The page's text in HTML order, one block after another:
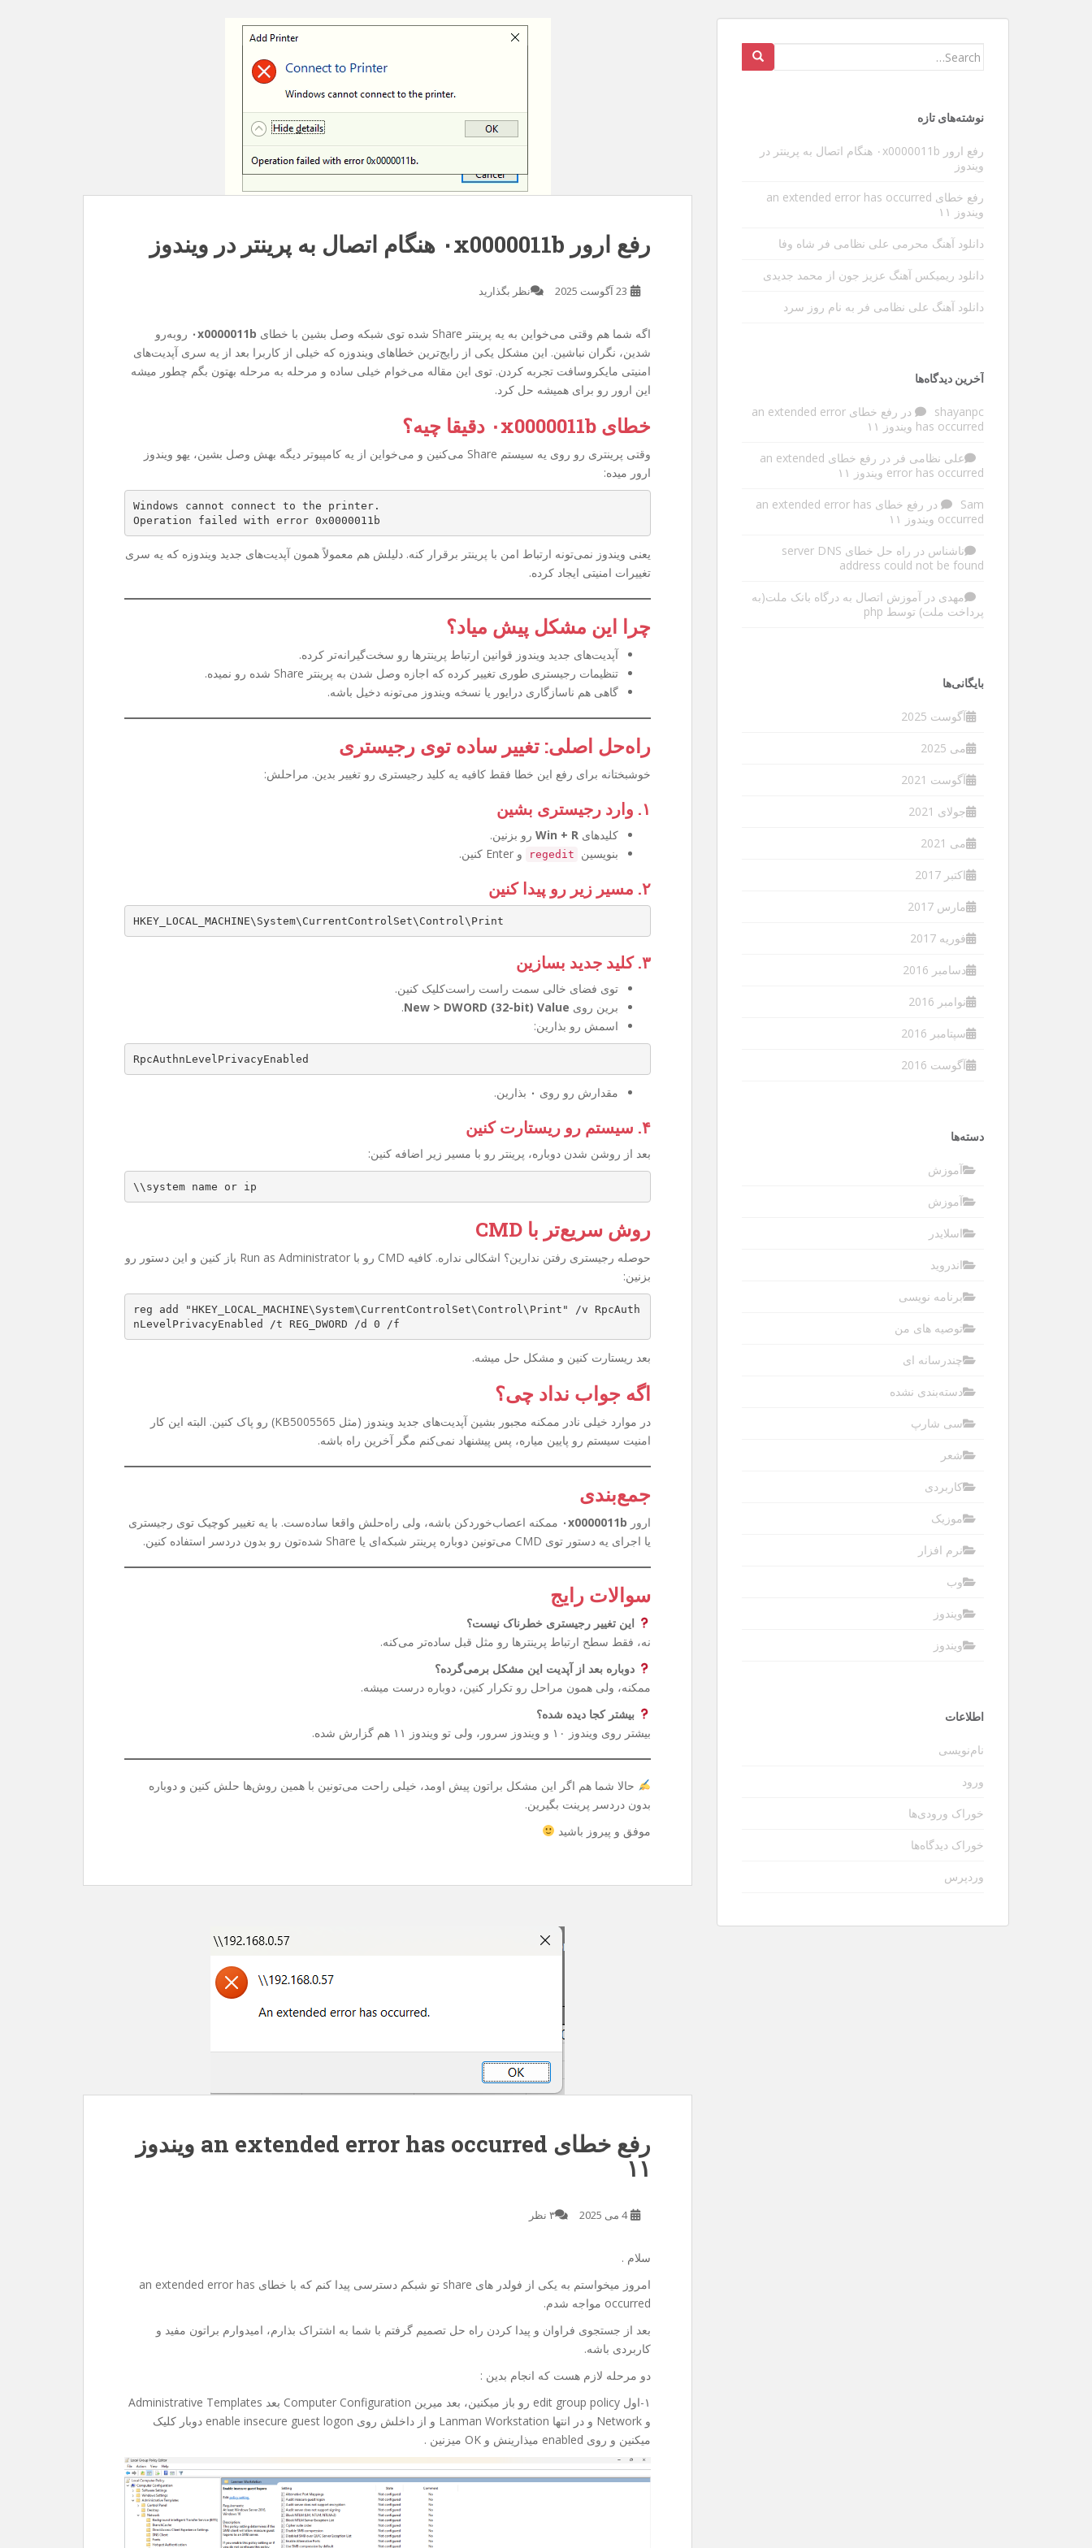
عوارض ویبره گوشی در طولانی مدت
شدیدا داره منو آزار میده البته مطلبی که میخوام بنویسم ربطی به سرفه نداره و مربوط به قضیه
ی مهم دیگه ای هست . بین کارها یه تایم خالی پیدا کردم و فرصت رو غنیمت شمردم و با گوشی
[…]
رفع ارور ۰x0000011b هنگام اتصال به پرینتر در ویندوز
23 آگوست 2025 نظر بگذارید
اگه شما هم وقتی می‌خواین به یه پرینتر Share شده توی شبکه وصل بشین با خطای ۰x0000011b روبه‌رو
شدین، نگران نباشین. این مشکل یکی از رایج‌ترین خطاهای ویندوزه که خیلی از کاربرا بعد از یه سری آپدیت‌های
امنیتی مایکروسافت تجربه کردن. توی این مقاله می‌خوام خیلی ساده و مرحله به مرحله بهتون بگم چطور میشه
این ارور رو برای همیشه حل کرد.
خطای ۰x0000011b دقیقا چیه؟
وقتی پرینتری رو روی یه سیستم Share می‌کنین و می‌خواین از یه کامپیوتر دیگه بهش وصل بشین، یهو ویندوز
ارور میده:
Windows cannot connect to the printer.
Operation failed with error 0x0000011b
یعنی ویندوز نمی‌تونه ارتباط امن با پرینتر برقرار کنه. دلیلش هم معمولاً همون آپدیت‌های جدید ویندوزه که یه سری
تغییرات امنیتی ایجاد کرده.
چرا این مشکل پیش میاد؟
آپدیت‌های جدید ویندوز قوانین ارتباط پرینترها رو سخت‌گیرانه‌تر کرده.
تنظیمات رجیستری طوری تغییر کرده که اجازه وصل شدن به پرینتر Share شده رو نمیده.
گاهی هم ناسازگاری درایور یا نسخه ویندوز می‌تونه دخیل باشه.
راه‌حل اصلی: تغییر ساده توی رجیستری
خوشبختانه برای رفع این خطا فقط کافیه یه کلید رجیستری رو تغییر بدین. مراحلش:
۱. وارد رجیستری بشین
کلیدهای Win + R رو بزنین.
بنویسین
regedit و Enter کنین.
۲. مسیر زیر رو پیدا کنین
HKEY_LOCAL_MACHINE\System\CurrentControlSet\Control\Print
۳. کلید جدید بسازین
توی فضای خالی سمت راست راست‌کلیک کنین.
برین روی New > DWORD (32-bit) Value
.
اسمش رو بذارین:
RpcAuthnLevelPrivacyEnabled
مقدارش رو روی ۰ بذارین.
۴. سیستم رو ریستارت کنین
بعد از روشن شدن دوباره، پرینتر رو با مسیر زیر اضافه کنین:
\\system name or ip
روش سریع‌تر با CMD
حوصله رجیستری رفتن ندارین؟ اشکالی نداره. کافیه CMD رو با Run as Administrator باز کنین و این دستور رو
بزنین:
reg add "HKEY_LOCAL_MACHINE\System\CurrentControlSet\Control\Print" /v RpcAuth
nLevelPrivacyEnabled /t REG_DWORD /d 0 /f
بعد ریستارت کنین و مشکل حل میشه.
اگه جواب نداد چی؟
در موارد خیلی نادر ممکنه مجبور بشین آپدیت‌های جدید ویندوز (مثل KB5005565) رو پاک کنین. البته این کار
امنیت سیستم رو پایین میاره، پس پیشنهاد نمی‌کنم مگر آخرین راه باشه.
جمع‌بندی
ارور ۰x0000011b ممکنه اعصاب‌خوردکن باشه، ولی راه‌حلش واقعا ساده‌ست. با یه تغییر کوچیک توی رجیستری
یا اجرای یه دستور توی CMD می‌تونین دوباره پرینتر شبکه‌ای یا Share شده‌تون رو بدون دردسر استفاده کنین.
سوالات رایج
این تغییر رجیستری خطرناک نیست؟
نه، فقط سطح ارتباط پرینترها رو مثل قبل ساده‌تر می‌کنه.
دوباره بعد از آپدیت این مشکل برمی‌گرده؟
ممکنه، ولی همون مراحل رو تکرار کنین، دوباره درست میشه.
بیشتر کجا دیده شده؟
بیشتر روی ویندوز ۱۰ و ویندوز سرور، ولی تو ویندوز ۱۱ هم گزارش شده.
حالا شما هم اگر این مشکل براتون پیش اومد، خیلی راحت می‌تونین با همین روش‌ها حلش کنین و دوباره
بدون دردسر پرینت بگیرین.
موفق و پیروز باشید
رفع خطای an extended error has occurred ویندوز
۱۱
4 می 2025 ۳ نظر
سلام .
امروز میخواستم به یکی از فولدر های share تو شبکم دسترسی پیدا کنم که با خطای an extended error has
occurred مواجه شدم.
بعد از جستجوی فراوان و پیدا کردن راه حل تصمیم گرفتم با شما به اشتراک بذارم، امیدوارم براتون مفید و
کاربردی باشه.
دو مرحله لازم هست که انجام بدین :
۱-اول edit group policy رو باز میکنین، بعد میرین Computer Configuration بعد Administrative Templates
و Network و در انتها Lanman Workstation و از داخلش روی enable insecure guest logon دوبار کلیک
میکنین و روی enabled میذارینش و OK میزنین .
Search
نوشته‌های تازه
رفع ارور ۰x0000011b هنگام اتصال به پرینتر در
ویندوز
رفع خطای an extended error has occurred
ویندوز ۱۱
دانلود آهنگ محرمی علی نظامی فر شاه وفا
دانلود ریمیکس آهنگ عزیز جون از محمد جدیدی
دانلود آهنگ علی نظامی فر به نام روز سرد
آخرین دیدگاه‌ها
shayanpc در
رفع خطای an extended error
has occurred ویندوز ۱۱
علی نظامی فر در
رفع خطای an extended
error has occurred ویندوز ۱۱
Sam در
رفع خطای an extended error has
occurred ویندوز ۱۱
ناشناس در
راه حل خطای server DNS
address could not be found
مهدی در آموزش اتصال به درگاه بانک ملت(به
پرداخت ملت) توسط php
بایگانی‌ها
آگوست 2025
می 2025
آگوست 2021
جولای 2021
می 2021
اکتبر 2017
مارس 2017
فوریه 2017
دسامبر 2016
نوامبر 2016
سپتامبر 2016
آگوست 2016
دسته‌ها
آموزش
آموزش
اسلایدر
اندروید
برنامه نویسی
توصیه های من
چندرسانه ای
دسته‌بندی نشده
سی شارپ
شعر
کاربردی
موزیک
نرم افزار
وب
ویندوز
ویندوز
اطلاعات
نام‌نویسی
ورود
خوراک ورودی‌ها
خوراک دیدگاه‌ها
وردپرس